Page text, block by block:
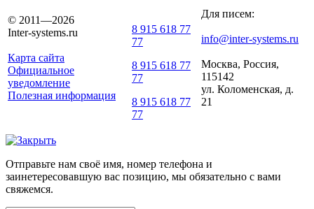
© 2011—2026
Inter-systems.ru
Карта сайта
Официальное
уведомление
Полезная информация
8 915 618 77
77
8 915 618 77
77
8 915 618 77
77
Для писем:
info@inter-systems.ru
Москва, Россия,
115142
ул. Коломенская, д.
21
Отправьте нам своё имя, номер телефона и
заинетересовавшую вас позицию, мы обязательно с вами
свяжемся.